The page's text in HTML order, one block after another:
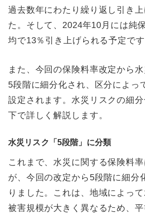
過去数年にわたり繰り返し引き
た。そして、2024年10月には純
均で13％引き上げられる予定です
また、今回の保険料率改定から
5段階に細分化され、区分によっ
設定されます。水災リスクの細
下で詳しく解説します。
水災リスク「5段階」に分類
これまで、水災に関する保険料
が、今回の改定から5段階に細分
りました。これは、地域によっ
被害規模が大きく異なるため、